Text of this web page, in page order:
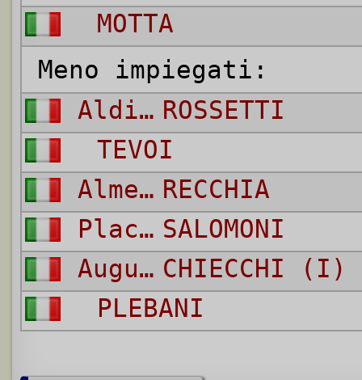
MOTTA
Meno impiegati:
Aldino ROSSETTI
TEVOI
Almerico RECCHIA
Placido SALOMONI
Augusto CHIECCHI (I)
PLEBANI